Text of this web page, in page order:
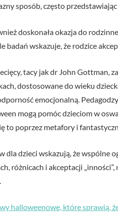
sposób, często
doskonała okazja do
badań wskazuje, że rodzice
tacy jak dr John Gottman,
dostosowane do wieku
emocjonalną.
mogą pomóc dzieciom w
to poprzez metafory i
dla dzieci wskazują, że wspólne
różnicach i akceptacji
halloweenowe, które sprawią,